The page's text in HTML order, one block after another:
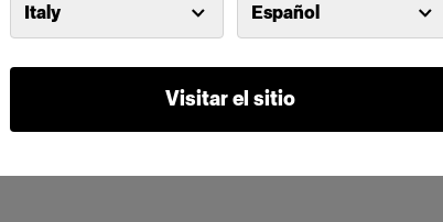
Italy Español
Visitar el sitio